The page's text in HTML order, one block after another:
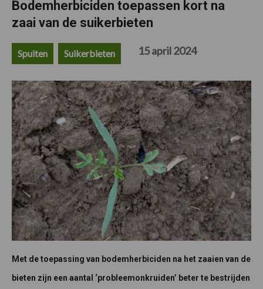
Bodemherbiciden toepassen kort na
zaai van de suikerbieten
Spuiten Suikerbieten 15 april 2024
Met de toepassing van bodemherbiciden na het zaaien van de
bieten zijn een aantal ‘probleemonkruiden’ beter te bestrijden